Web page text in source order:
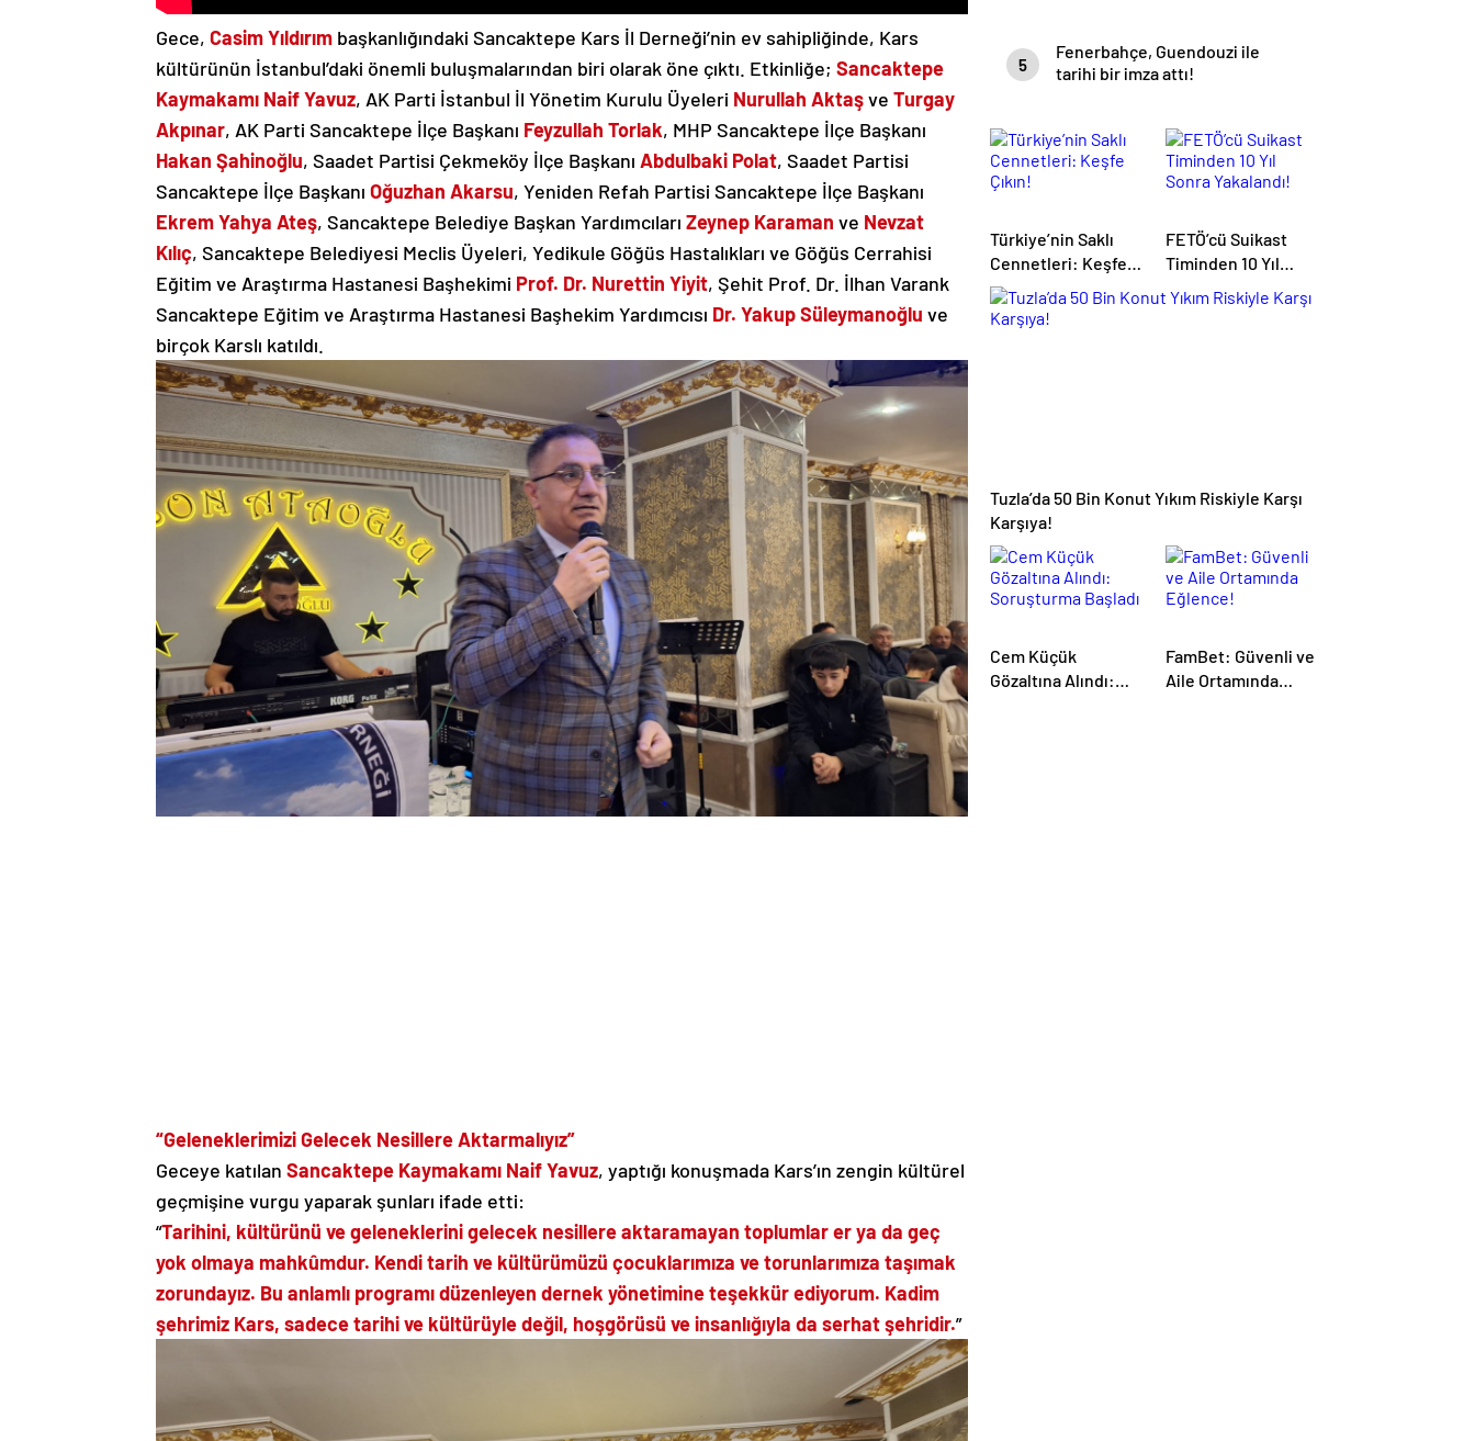
Gece, Casim Yıldırım başkanlığındaki Sancaktepe Kars İl Derneği’nin ev sahipliğinde, Kars
kültürünün İstanbul’daki önemli buluşmalarından biri olarak öne çıktı. Etkinliğe; Sancaktepe
Kaymakamı Naif Yavuz, AK Parti İstanbul İl Yönetim Kurulu Üyeleri Nurullah Aktaşve Turgay
Akpınar, AK Parti Sancaktepe İlçe Başkanı Feyzullah Torlak, MHP Sancaktepe İlçe Başkanı
Hakan Şahinoğlu, Saadet Partisi Çekmeköy İlçe Başkanı Abdulbaki Polat, Saadet Partisi
Sancaktepe İlçe Başkanı Oğuzhan Akarsu, Yeniden Refah Partisi Sancaktepe İlçe Başkanı
Ekrem Yahya Ateş, Sancaktepe Belediye Başkan Yardımcıları Zeynep Karaman ve Nevzat
Kılıç, Sancaktepe Belediyesi Meclis Üyeleri, Yedikule Göğüs Hastalıkları ve Göğüs Cerrahisi
Eğitim ve Araştırma Hastanesi Başhekimi Prof. Dr. Nurettin Yiyit, Şehit Prof. Dr. İlhan Varank
Sancaktepe Eğitim ve Araştırma Hastanesi Başhekim Yardımcısı Dr. Yakup Süleymanoğlu ve
birçok Karslı katıldı.
“Geleneklerimizi Gelecek Nesillere Aktarmalıyız”
Geceye katılan Sancaktepe Kaymakamı Naif Yavuz, yaptığı konuşmada Kars’ın zengin kültürel
geçmişine vurgu yaparak şunları ifade etti:
“Tarihini, kültürünü ve geleneklerini gelecek nesillere aktaramayan toplumlar er ya da geç
yok olmaya mahkûmdur. Kendi tarih ve kültürümüzü çocuklarımıza ve torunlarımıza taşımak
zorundayız. Bu anlamlı programı düzenleyen dernek yönetimine teşekkür ediyorum. Kadim
şehrimiz Kars, sadece tarihi ve kültürüyle değil, hoşgörüsü ve insanlığıyla da serhat şehridir.”
5
Fenerbahçe, Guendouzi ile
tarihi bir imza attı!
Türkiye’nin Saklı
Cennetleri: Keşfe
Çıkın!
FETÖ’cü Suikast
Timinden 10 Yıl
Sonra Yakalandı!
Tuzla’da 50 Bin Konut Yıkım Riskiyle Karşı
Karşıya!
Cem Küçük
Gözaltına Alındı:
FamBet: Güvenli ve
Aile Ortamında